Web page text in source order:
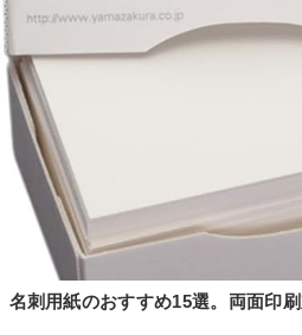
名刺用紙のおすすめ15選。両面印